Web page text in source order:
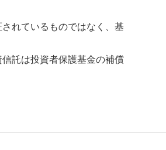
れているものではなく、基
託は投資者保護基金の補償